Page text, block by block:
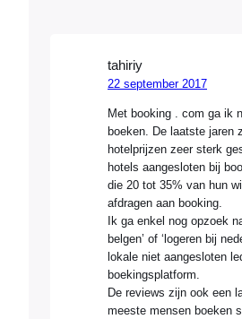
tahiriy
22 september 2017
Met booking . com ga ik
boeken. De laatste jaren
hotelprijzen zeer sterk
hotels aangesloten bij
die 20 tot 35% van hun
afdragen aan booking.
Ik ga enkel nog opzoek
belgen’ of ‘logeren bij
lokale niet aangesloten
boekingsplatform.
De reviews zijn ook een
meeste mensen boeken